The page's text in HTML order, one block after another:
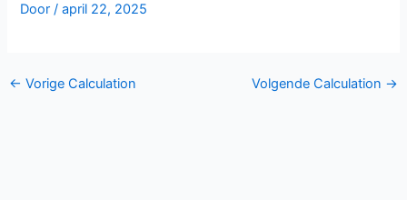
Door/april 22, 2025
← Vorige Calculation Volgende Calculation →